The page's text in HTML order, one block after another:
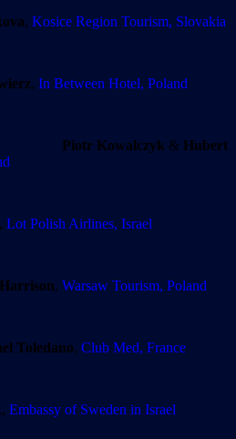
, Kosice Region Tourism, Slovakia
, In Between Hotel, Poland
Piotr Kowalczyk & Hubert
, Lot Polish Airlines, Israel
, Warsaw Tourism, Poland
Toledano, Club Med, France
, Embassy of Sweden in Israel